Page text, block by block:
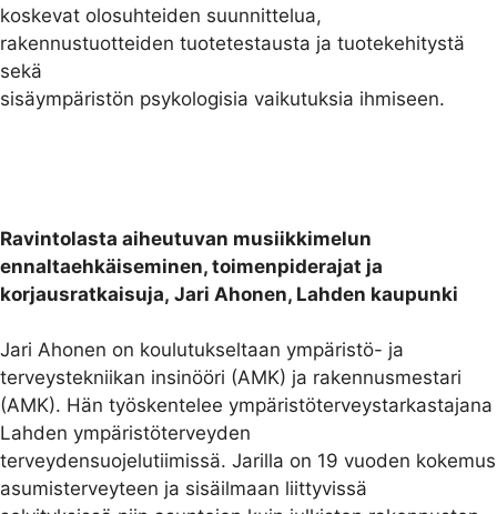
koskevat olosuhteiden suunnittelua,
rakennustuotteiden tuotetestausta ja tuotekehitystä
sekä
sisäympäristön psykologisia vaikutuksia ihmiseen.
Ravintolasta aiheutuvan musiikkimelun
ennaltaehkäiseminen, toimenpiderajat ja
korjausratkaisuja, Jari Ahonen, Lahden kaupunki
Jari Ahonen on koulutukseltaan ympäristö- ja
terveystekniikan insinööri (AMK) ja rakennusmestari
(AMK). Hän työskentelee ympäristöterveystarkastajana
Lahden ympäristöterveyden
terveydensuojelutiimissä. Jarilla on 19 vuoden kokemus
asumisterveyteen ja sisäilmaan liittyvissä